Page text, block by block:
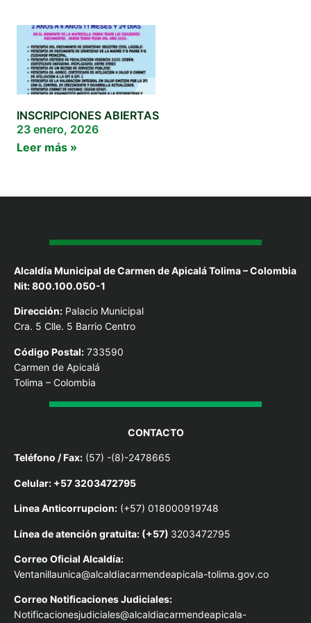
INSCRIPCIONES ABIERTAS
23 enero, 2026
Leer más »
Alcaldía Municipal de Carmen de Apicalá Tolima – Colombia
Nit: 800.100.050-1
Dirección: Palacio Municipal
Cra. 5 Clle. 5 Barrio Centro
Código Postal: 733590
Carmen de Apicalá
Tolima – Colombia
CONTACTO
Teléfono / Fax: (57) -(8)-2478665
Celular: +57 3203472795
Linea Anticorrupcion: (+57) 018000919748
Línea de atención gratuita: (+57) 3203472795
Correo Oficial Alcaldía:
Ventanillaunica@alcaldiacarmendeapicala-tolima.gov.co
Correo Notificaciones Judiciales:
Notificacionesjudiciales@alcaldiacarmendeapicala-